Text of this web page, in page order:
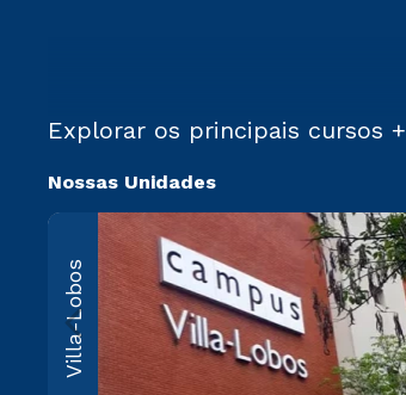
Explorar os principais cursos +
Nossas Unidades
Villa-Lobos